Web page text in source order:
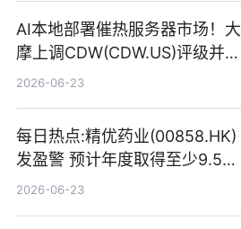
AI本地部署催热服务器市场！大
摩上调CDW(CDW.US)评级并看
高IBM(IBM.US)戴尔(DELL.US)
2026-06-23
每日热点:精优药业(00858.HK)
发盈警 预计年度取得至少9.5亿
港元的亏损 同比盈转亏
2026-06-23